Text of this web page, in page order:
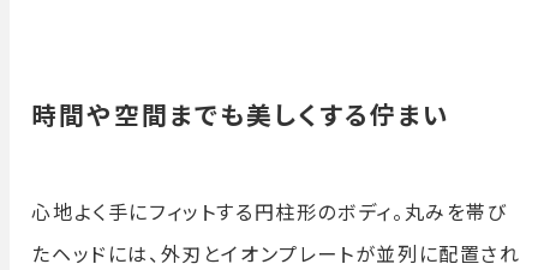
時間や空間までも美しくする佇まい
心地よく手にフィットする円柱形のボディ。丸みを帯び
たヘッドには、外刃とイオンプレートが並列に配置され